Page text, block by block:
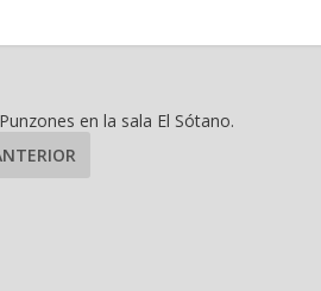
en la sala El Sótano.